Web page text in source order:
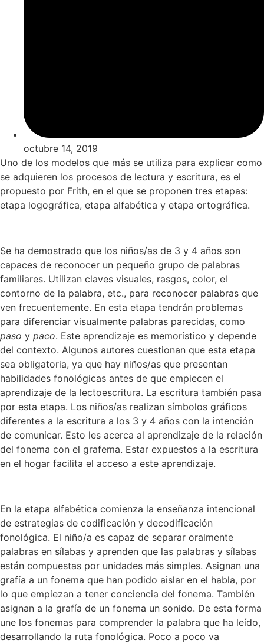
octubre 14, 2019
Uno de los modelos que más se utiliza para explicar como
se adquieren los procesos de lectura y escritura, es el
propuesto por Frith, en el que se proponen tres etapas:
etapa logográfica, etapa alfabética y etapa ortográfica.
Se ha demostrado que los niños/as de 3 y 4 años son
capaces de reconocer un pequeño grupo de palabras
familiares. Utilizan claves visuales, rasgos, color, el
contorno de la palabra, etc., para reconocer palabras que
ven frecuentemente. En esta etapa tendrán problemas
para diferenciar visualmente palabras parecidas, como
paso y paco. Este aprendizaje es memorístico y depende
del contexto. Algunos autores cuestionan que esta etapa
sea obligatoria, ya que hay niños/as que presentan
habilidades fonológicas antes de que empiecen el
aprendizaje de la lectoescritura. La escritura también pasa
por esta etapa. Los niños/as realizan símbolos gráficos
diferentes a la escritura a los 3 y 4 años con la intención
de comunicar. Esto les acerca al aprendizaje de la relación
del fonema con el grafema. Estar expuestos a la escritura
en el hogar facilita el acceso a este aprendizaje.
En la etapa alfabética comienza la enseñanza intencional
de estrategias de codificación y decodificación
fonológica. El niño/a es capaz de separar oralmente
palabras en sílabas y aprenden que las palabras y sílabas
están compuestas por unidades más simples. Asignan una
grafía a un fonema que han podido aislar en el habla, por
lo que empiezan a tener conciencia del fonema. También
asignan a la grafía de un fonema un sonido. De esta forma
une los fonemas para comprender la palabra que ha leído,
desarrollando la ruta fonológica. Poco a poco va